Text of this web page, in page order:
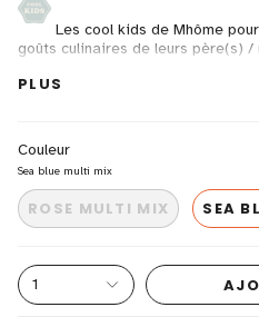
Les cool kids de Mhôme
goûts culinaires de leurs père(s) /
Matériel bois de hêtre et
PLUS
Couleur
Sea blue multi mix
ROSE MULTI MIX SEA
1